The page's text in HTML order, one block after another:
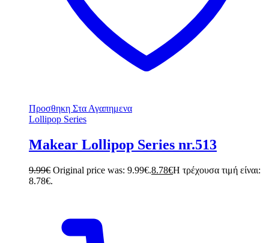
Προσθηκη Στα Αγαπημενα
Lollipop Series
Makear Lollipop Series nr.513
9.99€ Original price was: 9.99€.8.78€Η τρέχουσα τιμή είναι:
8.78€.